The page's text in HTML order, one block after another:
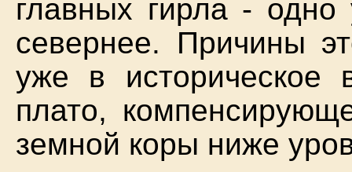
главных гирла - одно
севернее. Причины
уже в историческое
плато,
земной коры ниже